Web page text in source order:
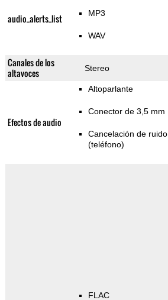
audio_alerts_list MP3
WAV
Canales de los
altavoces
Stereo
Efectos de audio
Altoparlante
Conector de 3,5 mm
Cancelación de ruido
(teléfono)
FLAC